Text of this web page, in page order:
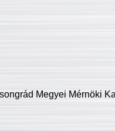
Megyei Mérnöki